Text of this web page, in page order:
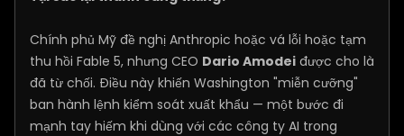
Chính phủ Mỹ đề nghị Anthropic hoặc vá lỗi hoặc tạm
thu hồi Fable 5, nhưng CEO Dario Amodei được cho là
đã từ chối. Điều này khiến Washington "miễn cưỡng"
ban hành lệnh kiểm soát xuất khẩu — một bước đi
mạnh tay hiếm khi dùng với các công ty AI trong